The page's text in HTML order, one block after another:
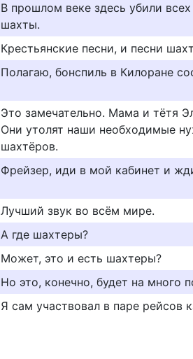
В прошлом веке здесь убили
шахты.
Крестьянские песни, и песни
Полагаю, бонспиль в Килоране
Это замечательно. Мама и тётя
Они утолят наши необходимые
шахтёров.
Фрейзер, иди в мой кабинет и
Лучший звук во всём мире.
А где шахтеры?
Может, это и есть шахтеры?
Но это, конечно, будет на много
Я сам участвовал в паре рейсов